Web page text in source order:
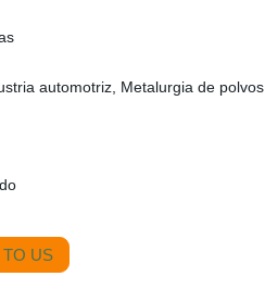
automotriz, Metalurgia de polvos,
TO US